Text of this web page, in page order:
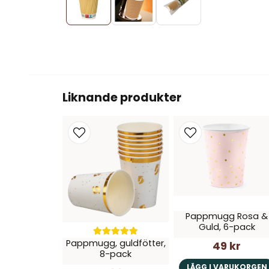
Liknande produkter
Pappmugg, guldfötter,
8-pack
Pappmugg Rosa &
Guld, 6-pack
49 kr
LÄGG I VARUKORGEN